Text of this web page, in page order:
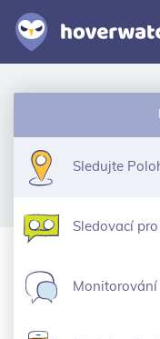
Sledujte
Sledovací